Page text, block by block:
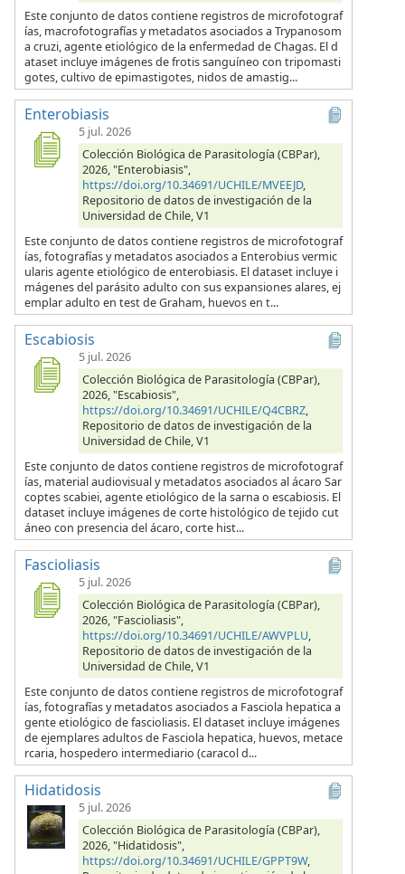
Este conjunto de datos contiene registros de microfotograf
ías, macrofotografías y metadatos asociados a Trypanosom
a cruzi, agente etiológico de la enfermedad de Chagas. El d
ataset incluye imágenes de frotis sanguíneo con tripomasti
gotes, cultivo de epimastigotes, nidos de amastig...
Enterobiasis
5 jul. 2026
Colección Biológica de Parasitología (CBPar),
2026, "Enterobiasis",
https://doi.org/10.34691/UCHILE/MVEEJD,
Repositorio de datos de investigación de la
Universidad de Chile, V1
Este conjunto de datos contiene registros de microfotograf
ías, fotografías y metadatos asociados a Enterobius vermic
ularis agente etiológico de enterobiasis. El dataset incluye i
mágenes del parásito adulto con sus expansiones alares, ej
emplar adulto en test de Graham, huevos en t...
Escabiosis
5 jul. 2026
Colección Biológica de Parasitología (CBPar),
2026, "Escabiosis",
https://doi.org/10.34691/UCHILE/Q4CBRZ,
Repositorio de datos de investigación de la
Universidad de Chile, V1
Este conjunto de datos contiene registros de microfotograf
ías, material audiovisual y metadatos asociados al ácaro Sar
coptes scabiei, agente etiológico de la sarna o escabiosis. El
dataset incluye imágenes de corte histológico de tejido cut
áneo con presencia del ácaro, corte hist...
Fascioliasis
5 jul. 2026
Colección Biológica de Parasitología (CBPar),
2026, "Fascioliasis",
https://doi.org/10.34691/UCHILE/AWVPLU,
Repositorio de datos de investigación de la
Universidad de Chile, V1
Este conjunto de datos contiene registros de microfotograf
ías, fotografías y metadatos asociados a Fasciola hepatica a
gente etiológico de fascioliasis. El dataset incluye imágenes
de ejemplares adultos de Fasciola hepatica, huevos, metace
rcaria, hospedero intermediario (caracol d...
Hidatidosis
5 jul. 2026
Colección Biológica de Parasitología (CBPar),
2026, "Hidatidosis",
https://doi.org/10.34691/UCHILE/GPPT9W,